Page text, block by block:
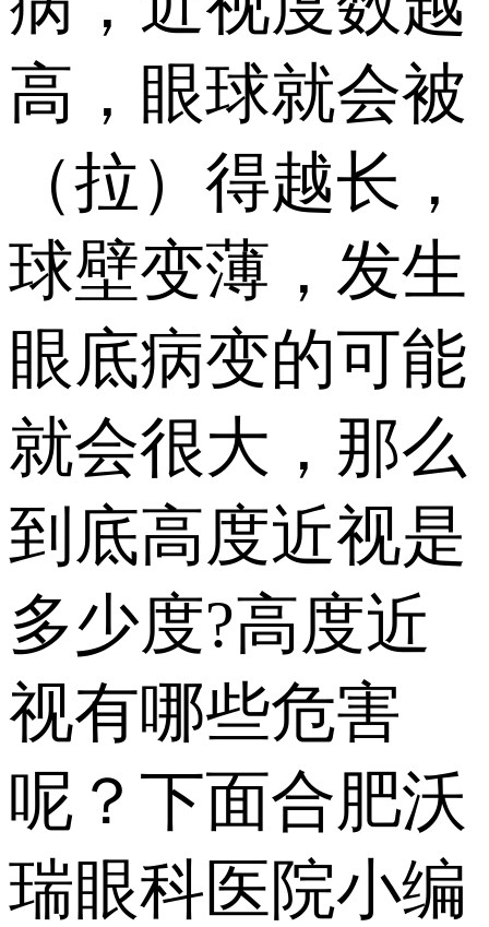
高，眼球就会被
（拉）得越长，
球壁变薄，发生
眼底病变的可能
就会很大，那么
到底高度近视是
多少度?高度近
视有哪些危害
呢？下面合肥沃
瑞眼科医院小编